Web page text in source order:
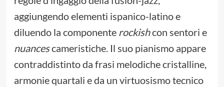
aggiungendo elementi ispanico-latino e
diluendo la componente rockishcon sentori e
nuancescameristiche. Il suo pianismo appare
contraddistinto da frasi melodiche cristalline,
armonie quartali e da un virtuosismo tecnico